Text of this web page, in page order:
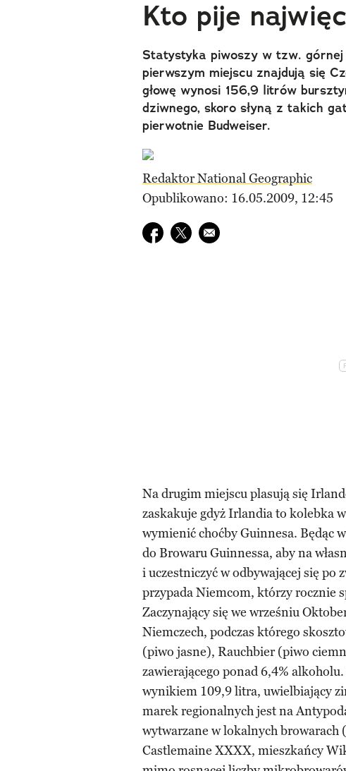
Kto pije
Statystyka piwoszy w tzw.
pierwszym miejscu znajdują się
głowę wynosi 156,9 litrów
dziwnego, skoro słyną z takich
pierwotnie Budweiser.
Redaktor National Geographic
Opublikowano: 16.05.2009, 12:45
Udostępnij na facebook
Udostępnij na twitter
E-mail do przyjaciela
Na drugim miejscu plasują się
zaskakuje gdyż Irlandia to kolebka
wymienić choćby Guinnesa. Będąc
do Browaru Guinnessa, aby na
i uczestniczyć w odbywającej się po
przypada Niemcom, którzy rocznie
Zaczynający się we wrześniu
Niemczech, podczas którego
(piwo jasne), Rauchbier (piwo
zawierającego ponad 6,4%
wynikiem 109,9 litra, uwielbiający
marek regionalnych jest na
wytwarzane w lokalnych browarach
Castlemaine XXXX, mieszkańcy